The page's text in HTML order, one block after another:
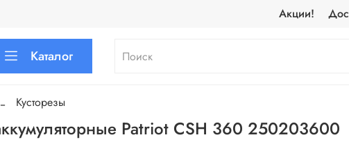
Акции!
Каталог
Кусторезы
Patriot CSH 360 250203600